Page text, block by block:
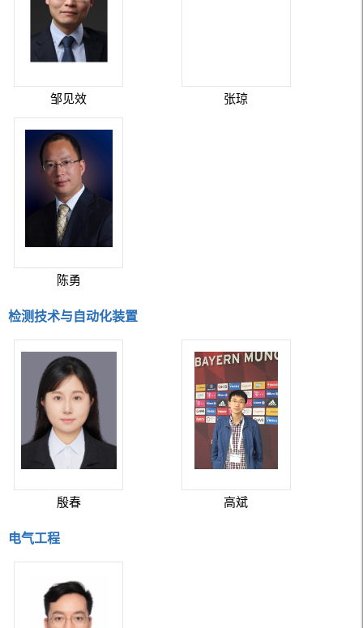
邹见效 张琼
陈勇
检测技术与自动化装置
殷春 高斌
电气工程